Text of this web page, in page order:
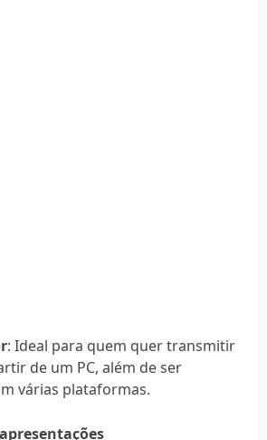
: Ideal para quem quer transmitir
de um PC, além de ser
várias plataformas.